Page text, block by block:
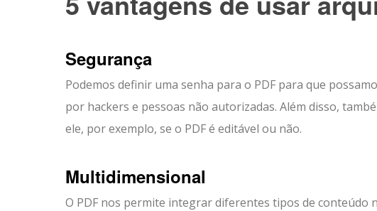
Segurança
Podemos definir uma senha para o PDF para que
por hackers e pessoas não autorizadas. Além disso,
ele, por exemplo, se o PDF é editável ou não.
Multidimensional
O PDF nos permite integrar diferentes tipos de conteúdo